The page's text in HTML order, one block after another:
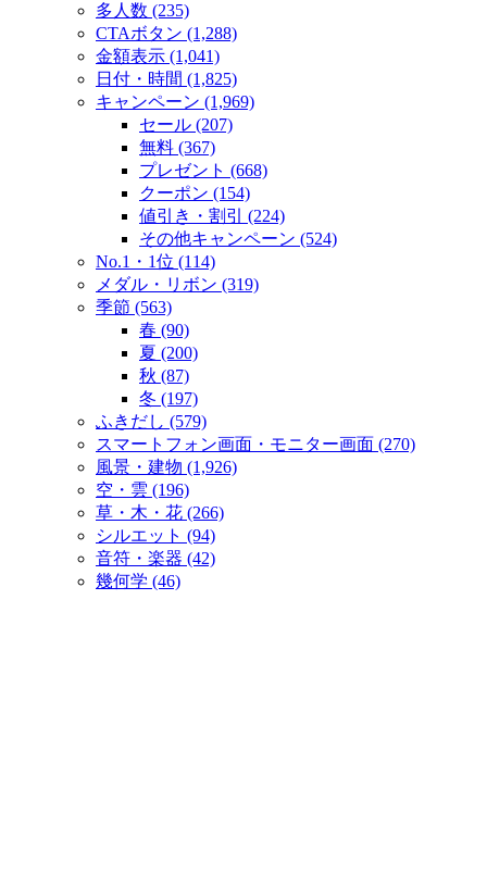
多人数 (235)
CTAボタン (1,288)
金額表示 (1,041)
日付・時間 (1,825)
キャンペーン (1,969)
セール (207)
無料 (367)
プレゼント (668)
クーポン (154)
値引き・割引 (224)
その他キャンペーン (524)
No.1・1位 (114)
メダル・リボン (319)
季節 (563)
春 (90)
夏 (200)
秋 (87)
冬 (197)
ふきだし (579)
スマートフォン画面・モニター画面 (270)
風景・建物 (1,926)
空・雲 (196)
草・木・花 (266)
シルエット (94)
音符・楽器 (42)
幾何学 (46)